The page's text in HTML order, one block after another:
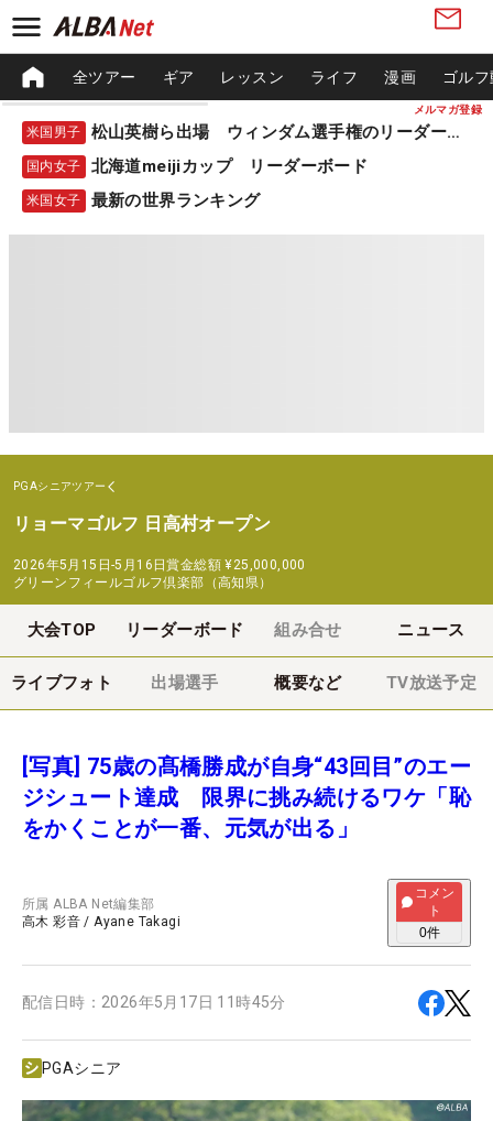
メルマガ登録
全ツアー ギア レッスン ライフ 漫画 ゴル
米国男子 松山英樹ら出場 ウィンダム選手権のリーダーボード
国内女子 北海道meijiカップ リーダーボード
米国女子 最新の世界ランキング
PGAシニアツアー
リョーマゴルフ 日高村オープン
2026年5月15日-5月16日賞金総額 ¥25,000,000
グリーンフィールゴルフ倶楽部（高知県）
大会TOP リーダーボード 組み合せ ニュース
ライブフォト 出場選手 概要など TV放送予定
[写真] 75歳の髙橋勝成が自身“43回目”のエー
ジシュート達成 限界に挑み続けるワケ「恥
をかくことが一番、元気が出る」
所属ALBA Net編集部
高木 彩音 /Ayane Takagi
コメン
ト
0件
配信日時： 2026年5月17日 11時45分
PGAシニア